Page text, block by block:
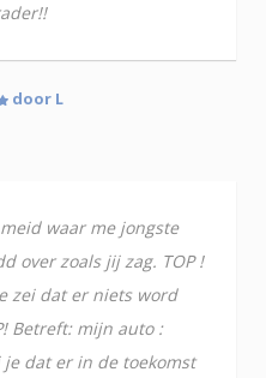
door L
waar me jongste
over zoals jij zag. TOP !
zei dat er niets word
Betreft: mijn auto :
dat er in de toekomst